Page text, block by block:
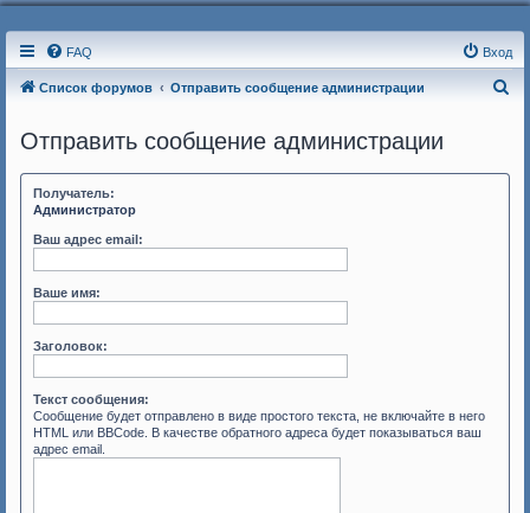
FAQ Вход
Список форумов Отправить сообщение администрации
Отправить сообщение администрации
Получатель:
Администратор
Ваш адрес email:
Ваше имя:
Заголовок:
Текст сообщения:
Сообщение будет отправлено в виде простого текста, не включайте в него
HTML или BBCode. В качестве обратного адреса будет показываться ваш
адрес email.